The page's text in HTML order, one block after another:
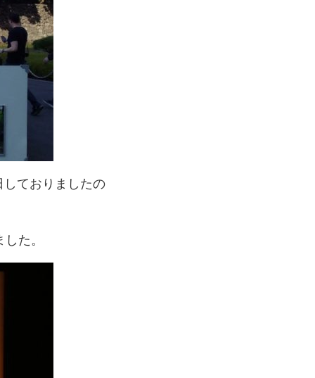
ておりましたの
た。